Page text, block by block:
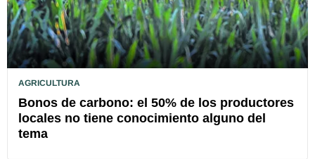
AGRICULTURA
Bonos de carbono: el 50% de los productores
locales no tiene conocimiento alguno del
tema